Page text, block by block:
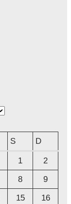
S D
1
2
8
9
15
16